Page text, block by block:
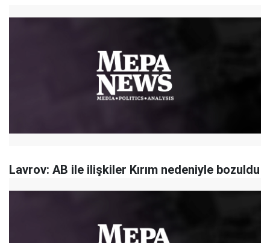
Lavrov: AB ile ilişkiler Kırım nedeniyle bozuldu